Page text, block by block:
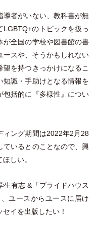
導者がいない、教科書が無
LGBTQ+のトピックを扱っ
が全国の学校や図書館の書
ースや、そうかもしれない
を持つきっかけになるこ
知識 ・手助けとなる情報を
包括的に『多様性』につい
ング期間は2022年2月28
ているとのことなので、興
しい。
生有志 & 「プライドハウス
ユースからユースに届け
イを出版したい！